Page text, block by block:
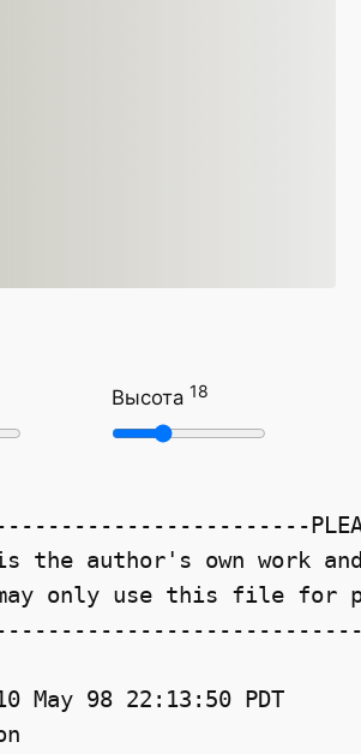
Высота 18
the author's own work
may only use this file for
May 98 22:13:50 PDT